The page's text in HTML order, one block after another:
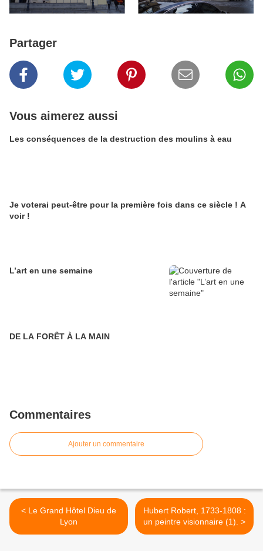
Partager
Vous aimerez aussi
Les conséquences de la destruction des moulins à eau
Je voterai peut-être pour la première fois dans ce siècle ! A
voir !
L’art en une semaine
DE LA FORÊT À LA MAIN
Commentaires
Ajouter un commentaire
< Le Grand Hôtel Dieu de
Lyon
Hubert Robert, 1733-1808 :
un peintre visionnaire (1). >